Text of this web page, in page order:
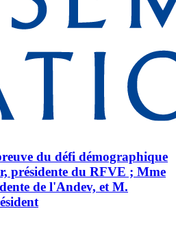
du défi démographique
présidente du RFVE ; Mme
de l'Andev, et M.